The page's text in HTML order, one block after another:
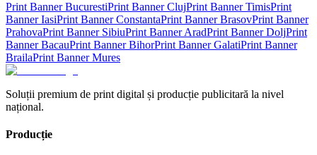
Print BannerBucurestiPrint BannerClujPrint BannerTimisPrint
BannerIasiPrint BannerConstantaPrint BannerBrasovPrint Banner
PrahovaPrint Banner SibiuPrint BannerAradPrint BannerDoljPrint
BannerBacauPrint BannerBihorPrint BannerGalatiPrint Banner
BrailaPrint BannerMures
Soluții premium de print digital și producție publicitară la nivel
național.
Producție